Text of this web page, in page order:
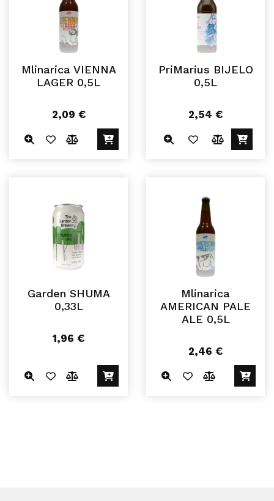
Mlinarica VIENNA
LAGER 0,5L
2,09 €
PriMarius BIJELO
0,5L
2,54 €
Garden SHUMA
0,33L
1,96 €
Mlinarica
AMERICAN PALE
ALE 0,5L
2,46 €